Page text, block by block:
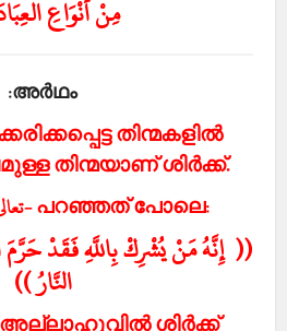
مِنْ أَنْوَاعِ
അര്‍ഥം:
തിന്മകളില്‍
തിന്മയാണ് ശിര്‍ക്ക്.
അല്ലാഹു -تعالى- പറഞ്ഞത് പോലെ:
(( إِنَّهُ مَنْ يُشْرِكْ بِاللَّهِ فَقَدْ حَرَّمَ
النَّارُ ))